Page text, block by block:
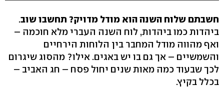
חשבתם שלוח השנה הוא מודל מדויק? תחשבו שוב.
ביהדות כמו ביהדות, לוח השנה העברי מלא חוכמה –
ואף מהווה מודל המחבר בין הלוחות הירחיים
והשמשיים – אך גם בו יש באגים. אילו? מהסוג שיגרום
לכך שבעוד כמה מאות שנים יחול פסח – חג האביב –
בכלל בקיץ.